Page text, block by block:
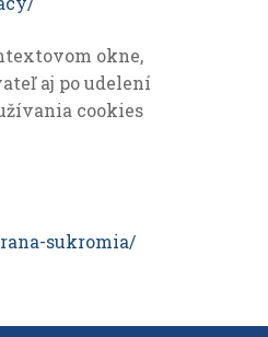
okne,
aj po udelení
cookies
sukromia/